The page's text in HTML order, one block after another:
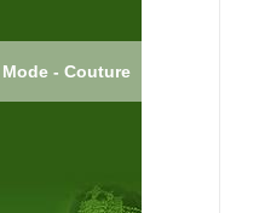
Mode - Couture